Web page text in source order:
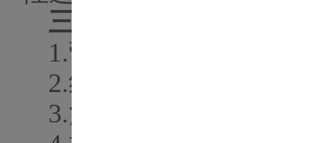
三、参选提交材料：
1.营业执照；
2.经营资质
3.法定代表人身份证明